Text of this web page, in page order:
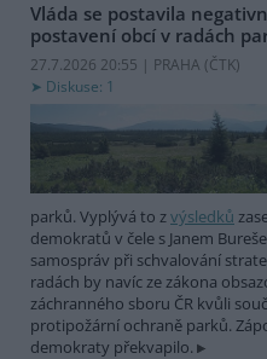
Vláda se postavila
postavení obcí v radách
27.7.2026 20:55 | PRAHA (ČTK)
Diskuse: 1
parků. Vyplývá to zvýsledků
demokratů v čele s Janem
samospráv při schvalování
radách by navíc ze zákona
záchranného sboru ČR kvůli
protipožární ochraně parků.
demokraty překvapilo.